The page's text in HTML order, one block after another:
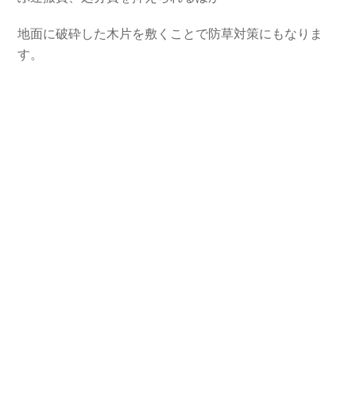
地面に破砕した木片を敷くことで防草対策にもなりま
す。